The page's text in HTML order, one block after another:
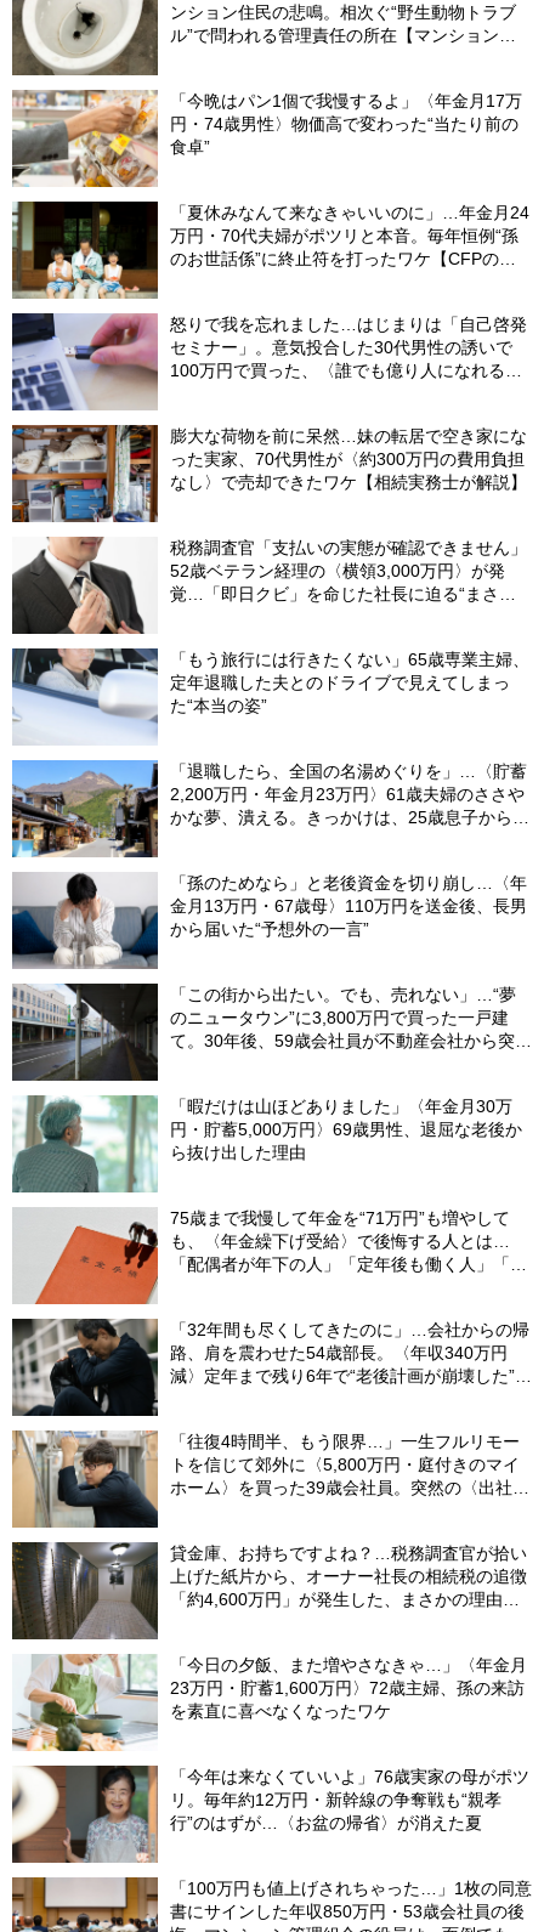
ンション住民の悲鳴。相次ぐ“野生動物トラブ
ル”で問われる管理責任の所在【マンション管
「今晩はパン1個で我慢するよ」〈年金月17万
円・74歳男性〉物価高で変わった“当たり前の
食卓”
「夏休みなんて来なきゃいいのに」…年金月24
万円・70代夫婦がポツリと本音。毎年恒例“孫
のお世話係”に終止符を打ったワケ【CFPの助
怒りで我を忘れました…はじまりは「自己啓発
セミナー」。意気投合した30代男性の誘いで
100万円で買った、〈誰でも億り人になれる
膨大な荷物を前に呆然…妹の転居で空き家にな
った実家、70代男性が〈約300万円の費用負担
なし〉で売却できたワケ【相続実務士が解説】
税務調査官「支払いの実態が確認できません」
52歳ベテラン経理の〈横領3,000万円〉が発
覚…「即日クビ」を命じた社長に迫る“まさか
「もう旅行には行きたくない」65歳専業主婦、
定年退職した夫とのドライブで見えてしまっ
た“本当の姿”
「退職したら、全国の名湯めぐりを」…〈貯蓄
2,200万円・年金月23万円〉61歳夫婦のささや
かな夢、潰える。きっかけは、25歳息子から届
「孫のためなら」と老後資金を切り崩し…〈年
金月13万円・67歳母〉110万円を送金後、長男
から届いた“予想外の一言”
「この街から出たい。でも、売れない」…“夢
のニュータウン”に3,800万円で買った一戸建
て。30年後、59歳会社員が不動産会社から突き
「暇だけは山ほどありました」〈年金月30万
円・貯蓄5,000万円〉69歳男性、退屈な老後か
ら抜け出した理由
75歳まで我慢して年金を“71万円”も増やして
も、〈年金繰下げ受給〉で後悔する人とは…
「配偶者が年下の人」「定年後も働く人」「特
「32年間も尽くしてきたのに」…会社からの帰
路、肩を震わせた54歳部長。〈年収340万円
減〉定年まで残り6年で“老後計画が崩壊した”ワ
「往復4時間半、もう限界…」一生フルリモー
トを信じて郊外に〈5,800万円・庭付きのマイ
ホーム〉を買った39歳会社員。突然の〈出社
貸金庫、お持ちですよね？…税務調査官が拾い
上げた紙片から、オーナー社長の相続税の追徴
「約4,600万円」が発生した、まさかの理由
「今日の夕飯、また増やさなきゃ…」〈年金月
23万円・貯蓄1,600万円〉72歳主婦、孫の来訪
を素直に喜べなくなったワケ
「今年は来なくていいよ」76歳実家の母がポツ
リ。毎年約12万円・新幹線の争奪戦も“親孝
行”のはずが…〈お盆の帰省〉が消えた夏
「100万円も値上げされちゃった…」1枚の同意
書にサインした年収850万円・53歳会社員の後